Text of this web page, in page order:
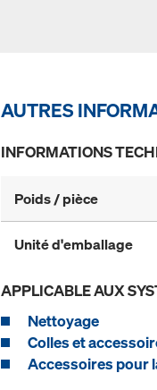
AUTRES
INFORMATIONS
Poids / pièce
Unité d'emballage
APPLICABLE AUX
Nettoyage
Colles et
Accessoires pour